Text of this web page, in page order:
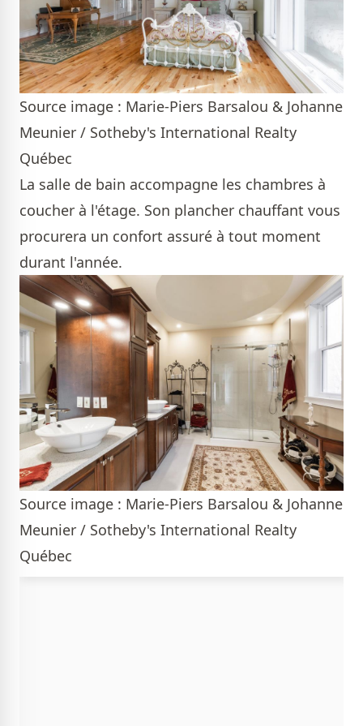
Source image : Marie-Piers Barsalou & Johanne
Meunier / Sotheby's International Realty
Québec
La salle de bain accompagne les chambres à
coucher à l'étage. Son plancher chauffant vous
procurera un confort assuré à tout moment
durant l'année.
Source image : Marie-Piers Barsalou & Johanne
Meunier / Sotheby's International Realty
Québec